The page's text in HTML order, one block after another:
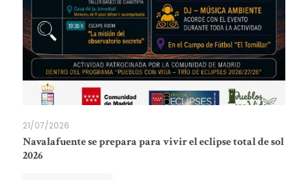
21/07/2026
Navalafuente se prepara para vivir el eclipse total de sol
2026